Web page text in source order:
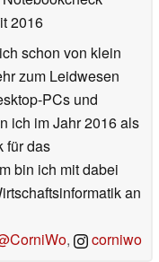
2016
schon von klein
zum Leidwesen
PCs und
ich im Jahr 2016 als
für das
bin ich mit dabei
an
, corniwo